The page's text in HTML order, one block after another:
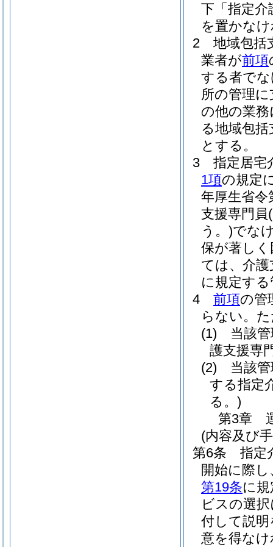
下「指定介
を置かな
2
地域包括
業者が前項
する者で
所の管理
の他の業
る地域包
とする。
3
指定居宅
1項の規定
年厚生省令
支援専門員
う。)でな
保が著し
ては、介
に規定す
4
前項の管
らない。
(1)
当該
護支援専
(2)
当該
する指定
る。)
第3章
(内容及び
第6条
指定
開始に際
第19条に
ビスの選
付して説
意を得な